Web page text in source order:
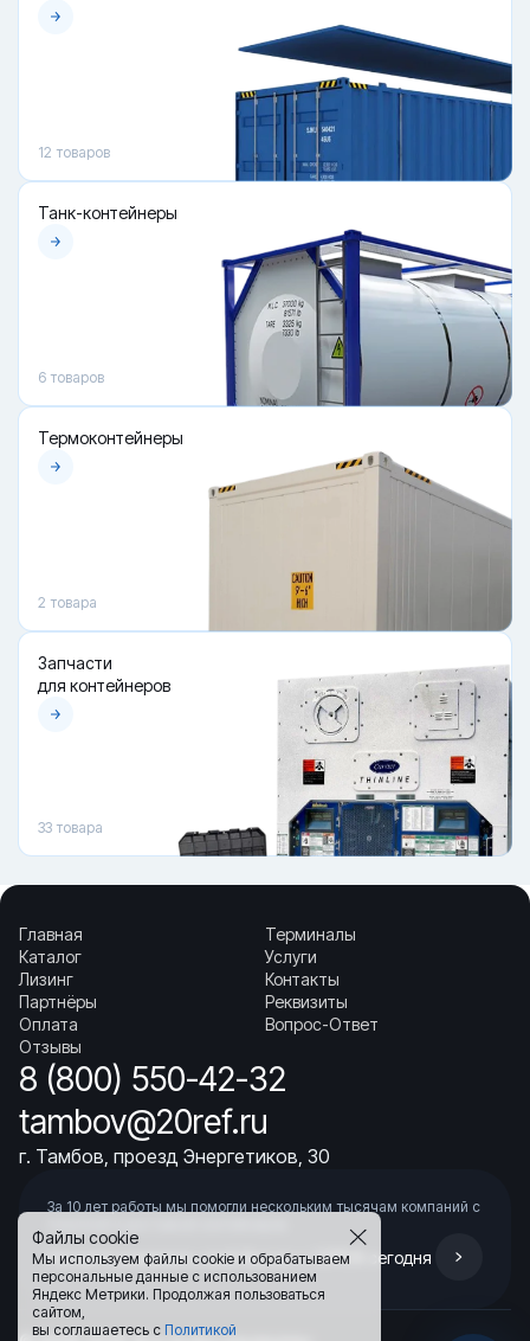
Файлы cookie
Мы используем файлы cookie и обрабатываем
персональные данные с использованием
Яндекс Метрики. Продолжая пользоваться
сайтом,
вы соглашаетесь с Политикой
12 товаров
Танк-контейнеры
6 товаров
Термоконтейнеры
2 товара
Запчасти
для контейнеров
33 товара
Главная
Каталог
Лизинг
Партнёры
Оплата
Отзывы
Терминалы
Услуги
Контакты
Реквизиты
Вопрос-Ответ
8 (800) 550-42-32
tambov@20ref.ru
г. Тамбов, проезд Энергетиков, 30
За 10 лет работы мы помогли нескольким тысячам компаний с
Начните развивать свой бизнес с 20РЕФ сегодня